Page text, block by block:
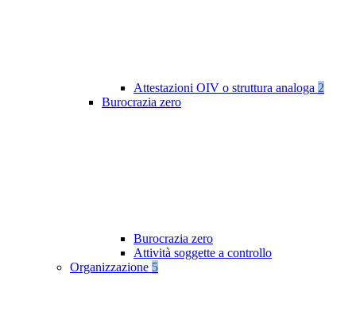
Attestazioni OIV o struttura analoga 2
Burocrazia zero
Burocrazia zero
Attività soggette a controllo
Organizzazione 5